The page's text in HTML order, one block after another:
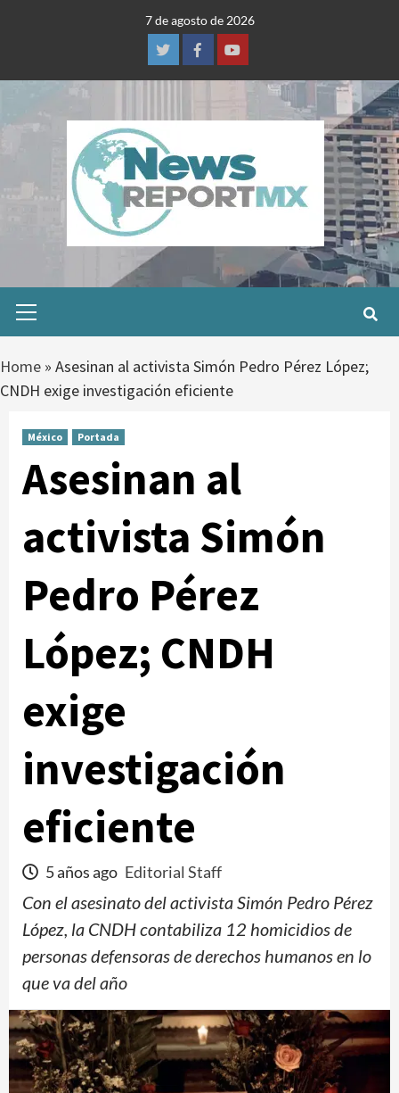
7 de agosto de 2026
TwitterFacebookYoutube
Menu
Home » Asesinan al activista Simón Pedro Pérez López;
CNDH exige investigación eficiente
México Portada
Asesinan al
activista Simón
Pedro Pérez
López; CNDH
exige
investigación
eficiente
5 años ago Editorial Staff
Con el asesinato del activista Simón Pedro Pérez
López, la CNDH contabiliza 12 homicidios de
personas defensoras de derechos humanos en lo
que va del año